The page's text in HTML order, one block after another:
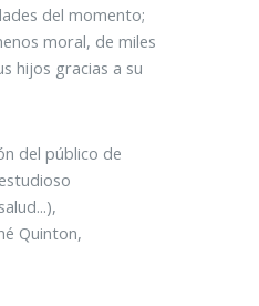
del momento;
moral, de miles
hijos gracias a su
del público de
Quinton,